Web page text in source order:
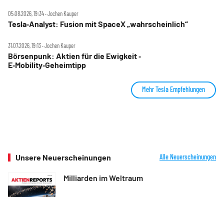
05.08.2026, 19:34 ‧ Jochen Kauper
Tesla‑Analyst: Fusion mit SpaceX „wahrscheinlich“
31.07.2026, 19:13 ‧ Jochen Kauper
Börsenpunk: Aktien für die Ewigkeit ‑
E‑Mobility‑Geheimtipp
Mehr Tesla Empfehlungen
Unsere Neuerscheinungen Alle Neuerscheinungen
Milliarden im Weltraum